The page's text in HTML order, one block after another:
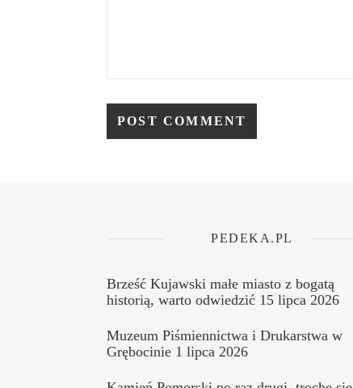
PEDEKA.PL
Brześć Kujawski małe miasto z bogatą
historią, warto odwiedzić 15 lipca 2026
Muzeum Piśmiennictwa i Drukarstwa w
Grębocinie 1 lipca 2026